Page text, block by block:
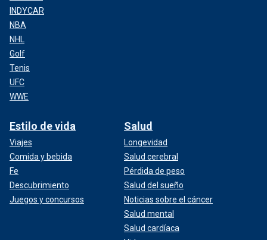
INDYCAR
NBA
NHL
Golf
Tenis
UFC
WWE
Estilo de vida
Viajes
Comida y bebida
Fe
Descubrimiento
Juegos y concursos
Salud
Longevidad
Salud cerebral
Pérdida de peso
Salud del sueño
Noticias sobre el cáncer
Salud mental
Salud cardíaca